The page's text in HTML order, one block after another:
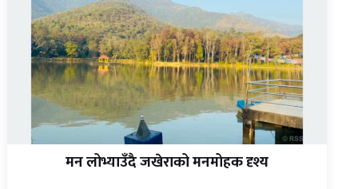
मन लोभ्याउँदै जखेराको मनमोहक दृश्य